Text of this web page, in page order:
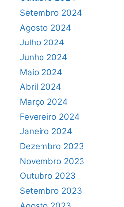
Setembro 2024
Agosto 2024
Julho 2024
Junho 2024
Maio 2024
Abril 2024
Março 2024
Fevereiro 2024
Janeiro 2024
Dezembro 2023
Novembro 2023
Outubro 2023
Setembro 2023